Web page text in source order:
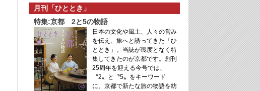
月刊「ひととき」
特集:京都 2と5の物語
日本の文化や風土、人々の営み
を伝え、旅へと誘ってきた「ひ
ととき」。当誌が幾度となく特
集してきたのが京都です。創刊
25周年を迎える今号では、
〝2〟と〝5〟をキーワード
に、京都で新たな旅の物語を紡